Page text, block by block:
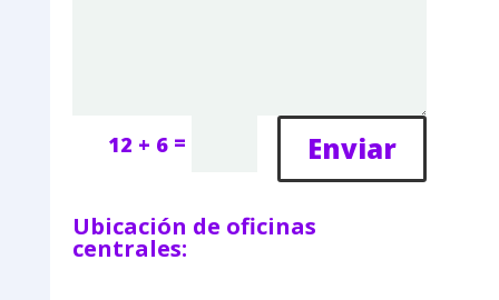
12 + 6 = Enviar
Ubicación de oficinas
centrales: